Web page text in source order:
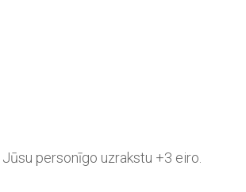
personīgo uzrakstu +3 eiro.